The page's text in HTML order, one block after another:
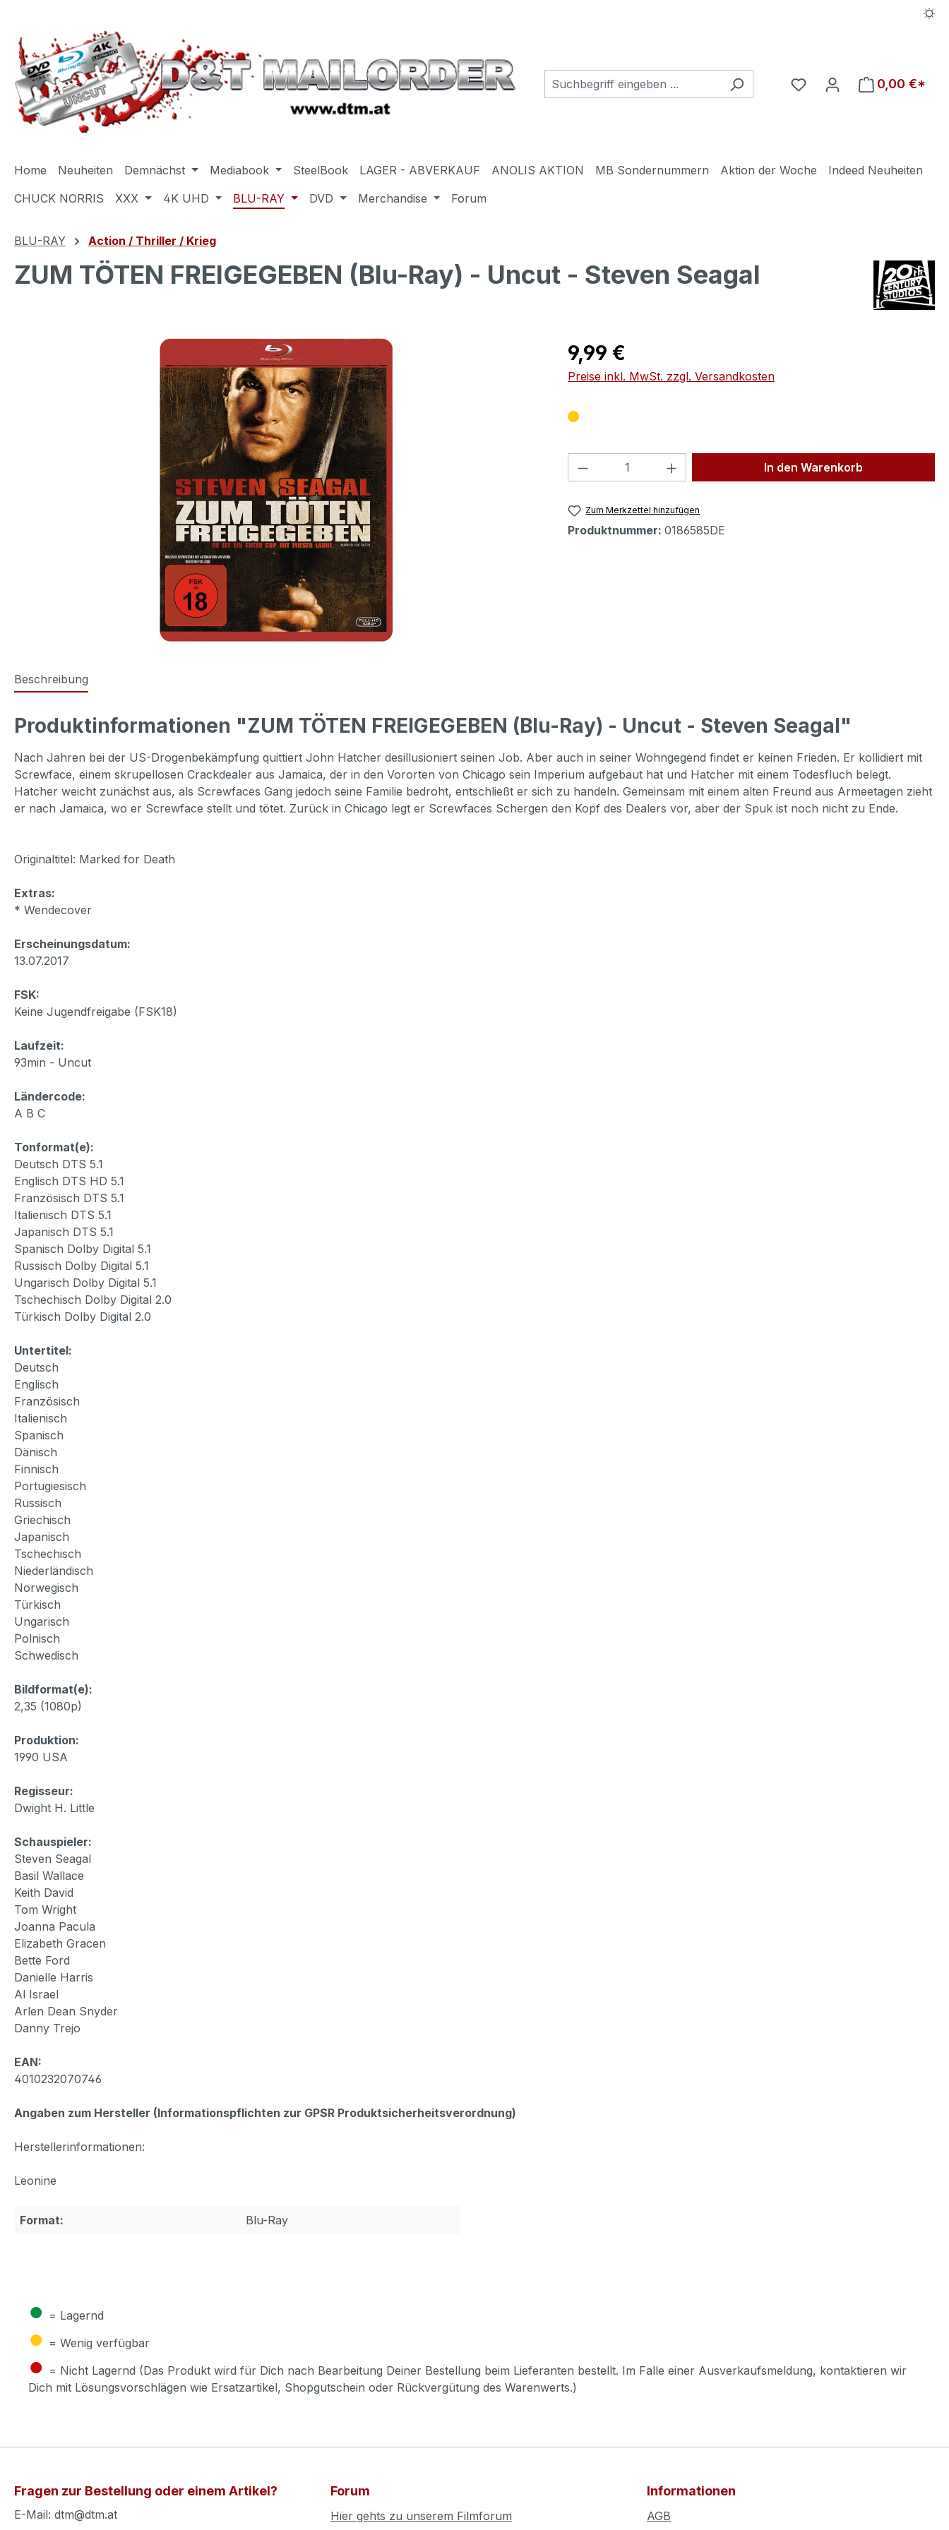
Du hast 0 Produkte auf
0,00 €*
Home Neuheiten Demnächst Mediabook SteelBook LAGER - ABVERKAUF ANOLIS AKTION MB Sondernummern Aktion der Woche
Indeed Neuheiten
CHUCK NORRIS
XXX 4K UHD BLU-RAY DVD Merchandise Forum
BLU-RAY Action / Thriller / Krieg
ZUM TÖTEN FREIGEGEBEN (Blu-Ray) - Uncut - Steven Seagal
Regulärer Preis:
9,99 €
Preise inkl. MwSt. zzgl. Versandkosten
Produkt Anzahl: Gib den gewünschten Wert
In den Warenkorb
Zum Merkzettel hinzufügen
Produktnummer: 0186585DE
Beschreibung
Produktinformationen "ZUM TÖTEN FREIGEGEBEN (Blu-Ray) - Uncut - Steven Seagal"
Nach Jahren bei der US-Drogenbekämpfung quittiert John Hatcher desillusioniert seinen Job. Aber auch in seiner Wohngegend findet er keinen Frieden. Er kollidiert mit
Screwface, einem skrupellosen Crackdealer aus Jamaica, der in den Vororten von Chicago sein Imperium aufgebaut hat und Hatcher mit einem Todesfluch belegt.
Hatcher weicht zunächst aus, als Screwfaces Gang jedoch seine Familie bedroht, entschließt er sich zu handeln. Gemeinsam mit einem alten Freund aus Armeetagen zieht
er nach Jamaica, wo er Screwface stellt und tötet. Zurück in Chicago legt er Screwfaces Schergen den Kopf des Dealers vor, aber der Spuk ist noch nicht zu Ende.
Originaltitel: Marked for Death
Extras:
* Wendecover
Erscheinungsdatum:
13.07.2017
FSK:
Keine Jugendfreigabe (FSK18)
Laufzeit:
93min - Uncut
Ländercode:
A B C
Tonformat(e):
Deutsch DTS 5.1
Englisch DTS HD 5.1
Französisch DTS 5.1
Italienisch DTS 5.1
Japanisch DTS 5.1
Spanisch Dolby Digital 5.1
Russisch Dolby Digital 5.1
Ungarisch Dolby Digital 5.1
Tschechisch Dolby Digital 2.0
Türkisch Dolby Digital 2.0
Untertitel:
Deutsch
Englisch
Französisch
Italienisch
Spanisch
Dänisch
Finnisch
Portugiesisch
Russisch
Griechisch
Japanisch
Tschechisch
Niederländisch
Norwegisch
Türkisch
Ungarisch
Polnisch
Schwedisch
Bildformat(e):
2,35 (1080p)
Produktion:
1990 USA
Regisseur:
Dwight H. Little
Schauspieler:
Steven Seagal
Basil Wallace
Keith David
Tom Wright
Joanna Pacula
Elizabeth Gracen
Bette Ford
Danielle Harris
Al Israel
Arlen Dean Snyder
Danny Trejo
EAN:
4010232070746
Angaben zum Hersteller (Informationspflichten zur GPSR Produktsicherheitsverordnung)
Herstellerinformationen:
Leonine
Format: Blu-Ray
● = Lagernd
● = Wenig verfügbar
● = Nicht Lagernd (Das Produkt wird für Dich nach Bearbeitung Deiner Bestellung beim Lieferanten bestellt. Im Falle einer Ausverkaufsmeldung, kontaktieren wir
Dich mit Lösungsvorschlägen wie Ersatzartikel, Shopgutschein oder Rückvergütung des Warenwerts.)
Fragen zur Bestellung oder einem Artikel?
E-Mail: dtm@dtm.at
Forum
Hier gehts zu unserem Filmforum
Informationen
AGB